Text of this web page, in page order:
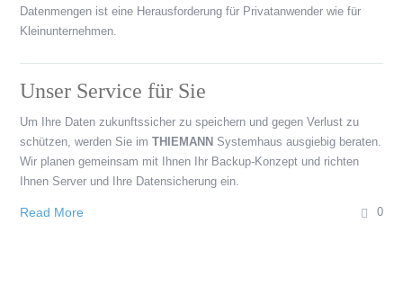
Datenmengen ist eine Herausforderung für Privatanwender wie für
Kleinunternehmen.
Unser Service für Sie
Um Ihre Daten zukunftssicher zu speichern und gegen Verlust zu
schützen, werden Sie imTHIEMANN Systemhaus ausgiebig beraten.
Wir planen gemeinsam mit Ihnen Ihr Backup-Konzept und richten
Ihnen Server und Ihre Datensicherung ein.
Read More 0